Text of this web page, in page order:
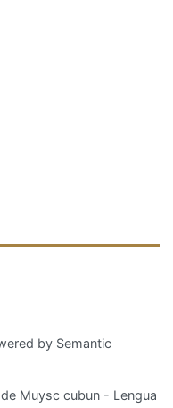
by Semantic
Muysc cubun - Lengua